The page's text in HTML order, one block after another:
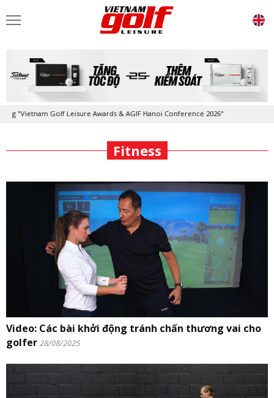
Golf Leisure Awards & AGIF Hanoi Conference 2026"
Fitness
Video: Các bài khởi động tránh chấn thương vai cho
golfer 28/08/2025